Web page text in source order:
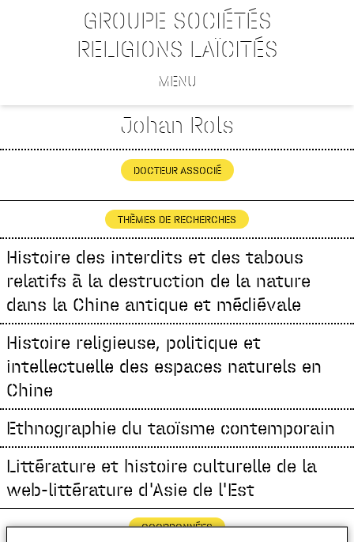
GROUPE SOCIÉTÉS
RELIGIONS LAÏCITÉS
MENU
Johan Rols
DOCTEUR ASSOCIÉ
THÈMES DE RECHERCHES
Histoire des interdits et des tabous
relatifs à la destruction de la nature
dans la Chine antique et médiévale
Histoire religieuse, politique et
intellectuelle des espaces naturels en
Chine
Ethnographie du taoïsme contemporain
Littérature et histoire culturelle de la
web-littérature d'Asie de l'Est
COORDONNÉES